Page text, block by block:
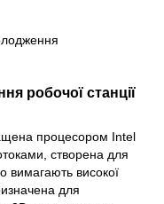
робочої станції
процесором Intel
створена для
вимагають високої
для